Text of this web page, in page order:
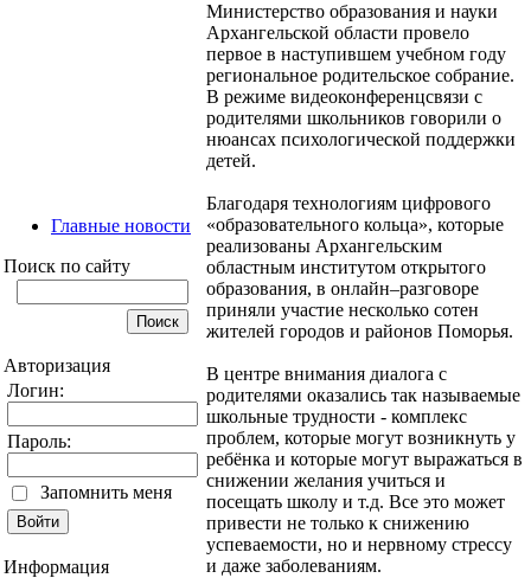
Главные новости
Поиск по сайту
Авторизация
Логин:
Пароль:
Запомнить меня
Информация
Министерство образования и науки
Архангельской области провело
первое в наступившем учебном году
региональное родительское собрание.
В режиме видеоконференцсвязи с
родителями школьников говорили о
нюансах психологической поддержки
детей.
Благодаря технологиям цифрового
«образовательного кольца», которые
реализованы Архангельским
областным институтом открытого
образования, в онлайн–разговоре
приняли участие несколько сотен
жителей городов и районов Поморья.
В центре внимания диалога с
родителями оказались так называемые
школьные трудности - комплекс
проблем, которые могут возникнуть у
ребёнка и которые могут выражаться в
снижении желания учиться и
посещать школу и т.д. Все это может
привести не только к снижению
успеваемости, но и нервному стрессу
и даже заболеваниям.